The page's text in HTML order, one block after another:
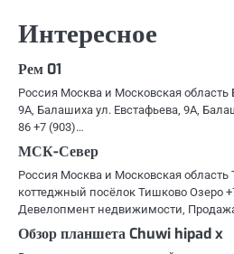
записям
Интересное
Рем 01
Россия Москва и Московская область
9А, Балашиха ул. Евстафьева, 9А,
86 +7 (903)…
МСК-Север
Россия Москва и Московская область
коттеджный посёлок Тишково Озеро
Девелопмент недвижимости,
Обзор планшета Chuwi hipad x